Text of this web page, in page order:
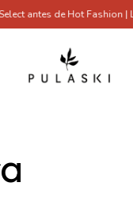
de Hot Fashion | Las